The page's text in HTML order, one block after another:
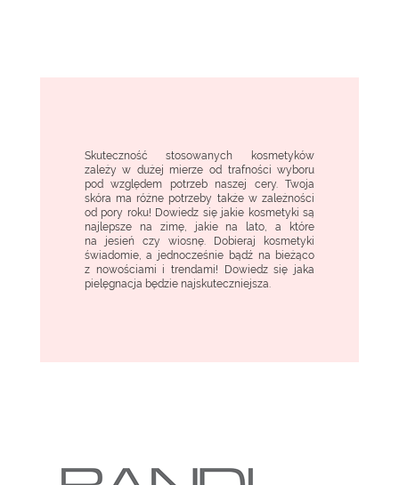
Skuteczność stosowanych kosmetyków
zależy w dużej mierze od trafności wyboru
pod względem potrzeb naszej cery. Twoja
skóra ma różne potrzeby także w zależności
od pory roku! Dowiedz się jakie kosmetyki są
najlepsze na zimę, jakie na lato, a które
na jesień czy wiosnę. Dobieraj kosmetyki
świadomie, a jednocześnie bądź na bieżąco
z nowościami i trendami! Dowiedz się jaka
pielęgnacja będzie najskuteczniejsza.